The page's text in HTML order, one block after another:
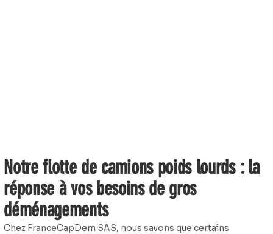
Notre flotte de camions poids lourds : la
réponse à vos besoins de gros
déménagements
Chez FranceCapDem SAS, nous savons que certains